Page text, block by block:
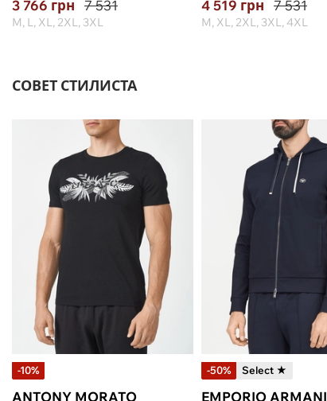
3 766 грн 7 531
M, L, XL, 2XL, 3XL
4 519 грн 7 531
M, XL, 2XL, 3XL, 4XL
СОВЕТ СТИЛИСТА
-10%
ANTONY MORATO
-50% Select ★
EMPORIO ARMANI